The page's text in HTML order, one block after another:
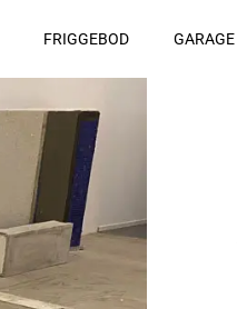
FRIGGEBOD GARAGE